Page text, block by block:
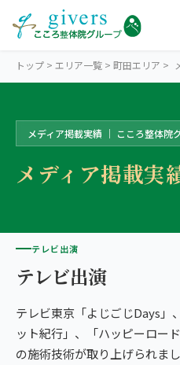
MACHIDA 町田エリアトップ
STORES 町田2院から探す
ココロカラダメディカル整体院
2院の比較・選び方
腰痛
頭痛・偏頭痛
膝痛
INFO
初めての方へ
料金
アクセス・営業時間
TRUST 信頼の根拠
お客様の声
スタッフ紹介
ABOUT US こころ整体院について
giversメソッドGIFT
トップ > エリア一覧 > 町田エリア >
メディア掲載実績 ｜ こころ整体院
メディア掲載実
テレビ出演
テレビ出演
テレビ東京「よじごじDays」
ット紀行」、「ハッピーロー
の施術技術が取り上げられまし